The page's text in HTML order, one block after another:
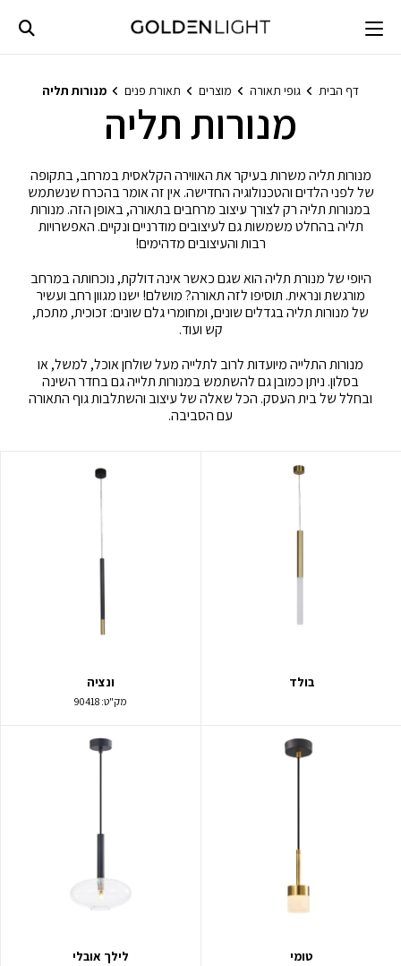
content
דף הבית גופי תאורה מוצרים תאורת פנים מנורות תליה
מנורות תליה
מנורות תליה משרות בעיקר את האווירה הקלאסית במרחב, בתקופה
של לפני הלדים והטכנולוגיה החדישה. אין זה אומר בהכרח שנשתמש
במנורות תליה רק לצורך עיצוב מרחבים בתאורה, באופן הזה. מנורות
תליה בהחלט משמשות גם לעיצובים מודרניים ונקיים. האפשרויות
רבות והעיצובים מדהימים!
היופי של מנורת תליה הוא שגם כאשר אינה דולקת, נוכחותה במרחב
מורגשת ונראית. תוסיפו לזה תאורה? מושלם! ישנו מגוון רחב ועשיר
של מנורות תליה בגדלים שונים, ומחומרי גלם שונים: זכוכית, מתכת,
קש ועוד.
מנורות התלייה מיועדות לרוב לתלייה מעל שולחן אוכל, למשל, או
בסלון. ניתן כמובן גם להשתמש במנורות תלייה גם בחדר השינה
ובחלל של בית העסק. הכל שאלה של עיצוב והשתלבות גוף התאורה
עם הסביבה.
בולד ונציה
מק"ט: 90418
טומי לילך אובלי